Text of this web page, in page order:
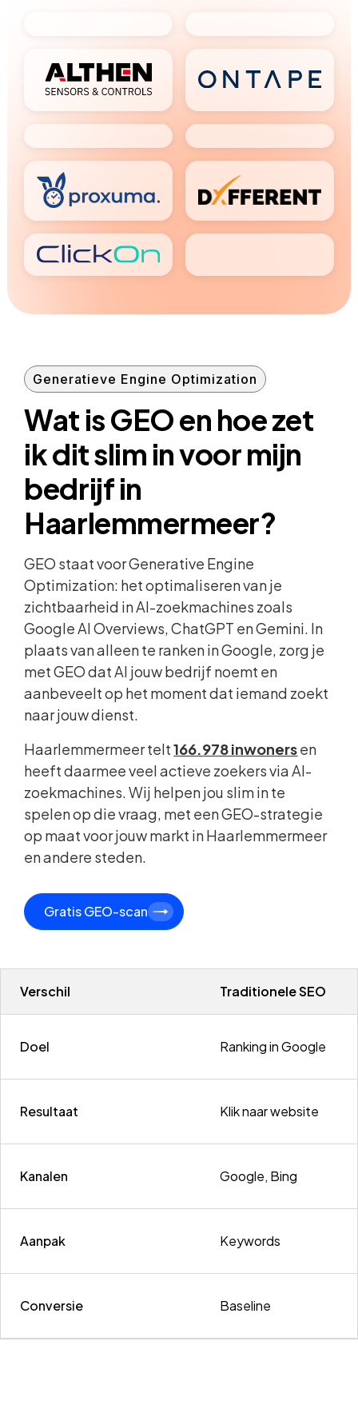
Verschil Traditionele SEO
Doel Ranking in Google
Resultaat Klik naar website
Kanalen Google, Bing
Aanpak Keywords
Conversie Baseline
Generatieve Engine Optimization
Wat is GEO en hoe zet
ik dit slim in voor mijn
bedrijf in
Haarlemmermeer?
GEO staat voor Generative Engine
Optimization: het optimaliseren van je
zichtbaarheid in AI-zoekmachines zoals
Google AI Overviews, ChatGPT en Gemini. In
plaats van alleen te ranken in Google, zorg je
met GEO dat AI jouw bedrijf noemt en
aanbeveelt op het moment dat iemand zoekt
naar jouw dienst.
Haarlemmermeer telt166.978 inwonersen
heeft daarmee veel actieve zoekers via AI-
zoekmachines. Wij helpen jou slim in te
spelen op die vraag, met een GEO-strategie
op maat voor jouw markt in Haarlemmermeer
en andere steden.
Gratis GEO-scan